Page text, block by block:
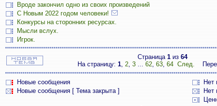
Вроде закончил одно из своих произведений
С Новым 2022 годом человеки!
Конкурсы на сторонних ресурсах.
Мысли вслух.
Игрок.
Страница 1из 64
На страницу: 1, 2, 3 ... 62, 63, 64 След.
Новые сообщения
Нет
Новые сообщения [ Тема закрыта ]
Нет